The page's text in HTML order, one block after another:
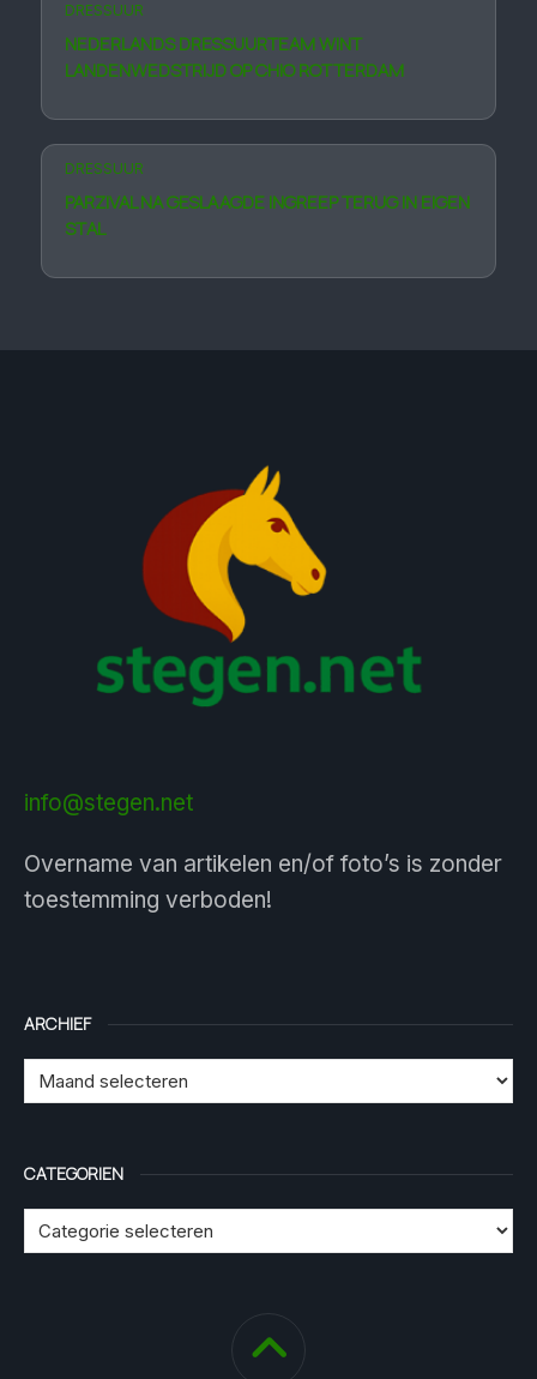
DRESSUUR
NEDERLANDS DRESSUURTEAM WINT
LANDENWEDSTRIJD OP CHIO ROTTERDAM
DRESSUUR
PARZIVAL NA GESLAAGDE INGREEP TERUG IN EIGEN
STAL
info@stegen.net
Overname van artikelen en/of foto’s is zonder
toestemming verboden!
ARCHIEF
CATEGORIEN